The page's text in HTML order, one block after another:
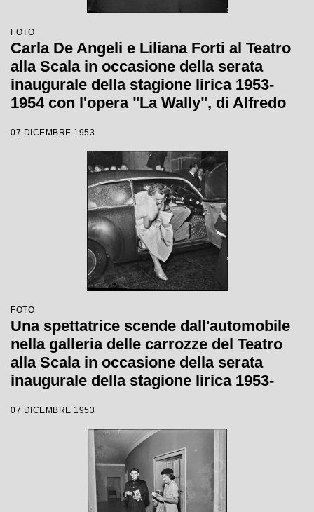
FOTO
Carla De Angeli e Liliana Forti al Teatro
alla Scala in occasione della serata
inaugurale della stagione lirica 1953-
1954 con l'opera "La Wally", di Alfredo
con la regia di Tatiana Pavlova
07 DICEMBRE 1953
FOTO
Una spettatrice scende dall'automobile
nella galleria delle carrozze del Teatro
alla Scala in occasione della serata
inaugurale della stagione lirica 1953-
Catalani, diretta da Carlo Maria Giulini,
con la regia di Tatiana Pavlova
07 DICEMBRE 1953